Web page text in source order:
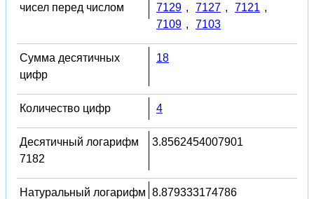
чисел перед числом
7129 , 7127 , 7121 ,
7109 , 7103
Сумма десятичных
цифр
18
Количество цифр 4
Десятичный логарифм
7182
3.8562454007901
Натуральный логарифм 8.879333174786